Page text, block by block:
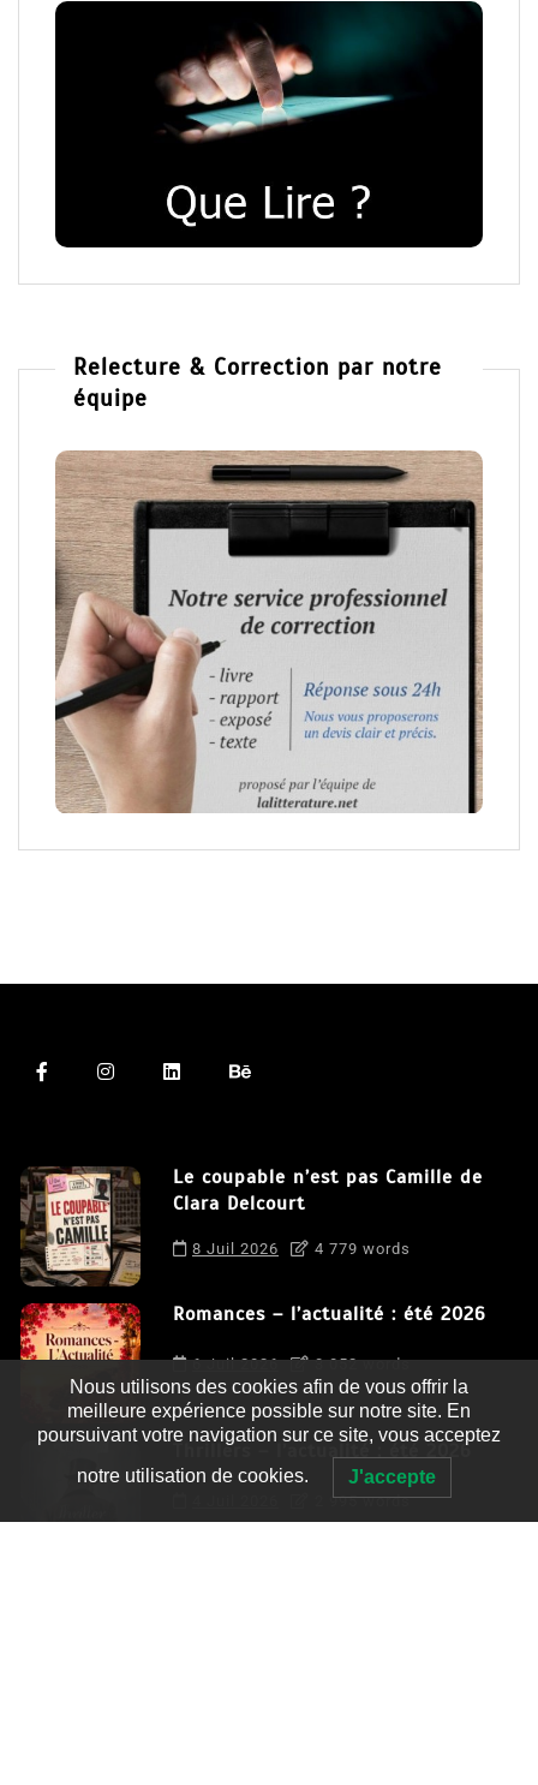
Relecture & Correction par notre
équipe
Le coupable n’est pas Camille de
Clara Delcourt
8 Juil 2026 4 779 words
Romances – l’actualité : été 2026
6 Juil 2026 3 052 words
Thrillers – l’actualité : été 2026
2 995 words
Nous utilisons des cookies afin de vous offrir la
meilleure expérience possible sur notre site. En
poursuivant votre navigation sur ce site, vous acceptez
notre utilisation de cookies. J'accepte